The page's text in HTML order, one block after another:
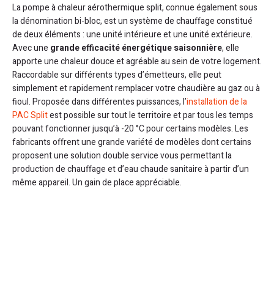
La pompe à chaleur aérothermique split, connue également sous
la dénomination bi-bloc, est un système de chauffage constitué
de deux éléments : une unité intérieure et une unité extérieure.
Avec une grande efficacité énergétique saisonnière, elle
apporte une chaleur douce et agréable au sein de votre logement.
Raccordable sur différents types d’émetteurs, elle peut
simplement et rapidement remplacer votre chaudière au gaz ou à
fioul. Proposée dans différentes puissances, l’installation de la
PAC Splitest possible sur tout le territoire et par tous les temps
pouvant fonctionner jusqu’à -20 °C pour certains modèles. Les
fabricants offrent une grande variété de modèles dont certains
proposent une solution double service vous permettant la
production de chauffage et d’eau chaude sanitaire à partir d’un
même appareil. Un gain de place appréciable.